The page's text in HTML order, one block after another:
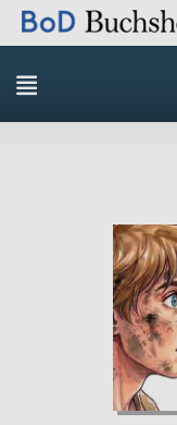
Direkt
zum
Inhalt